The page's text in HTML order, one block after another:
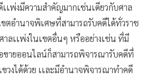
เพ่งมีความสำคัญมากเช่นเดียวกับศาล
ตอำนาจพิเศษที่สามารถรับคดีได้ทั่วราช
าลเเพ่งในเขตอื่นๆ หรืออย่างเช่น ที่มี
ขายออนไลน์ก็สามารถพิจารณารับคดีที่
วงได้ด้วย เเละมีอำนาจพิจารณาทำคดี